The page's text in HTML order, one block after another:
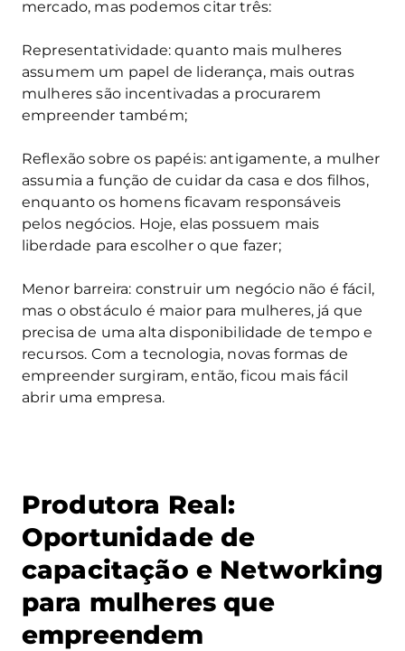
mercado, mas podemos citar três:
Representatividade: quanto mais mulheres
assumem um papel de liderança, mais outras
mulheres são incentivadas a procurarem
empreender também;
Reflexão sobre os papéis: antigamente, a mulher
assumia a função de cuidar da casa e dos filhos,
enquanto os homens ficavam responsáveis
pelos negócios. Hoje, elas possuem mais
liberdade para escolher o que fazer;
Menor barreira: construir um negócio não é fácil,
mas o obstáculo é maior para mulheres, já que
precisa de uma alta disponibilidade de tempo e
recursos. Com a tecnologia, novas formas de
empreender surgiram, então, ficou mais fácil
abrir uma empresa.
Produtora Real:
Oportunidade de
capacitação e Networking
para mulheres que
empreendem